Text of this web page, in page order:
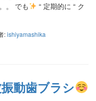
。 でも
“ 定期的に “ ク
:ishiyamashika
動歯ブラシ